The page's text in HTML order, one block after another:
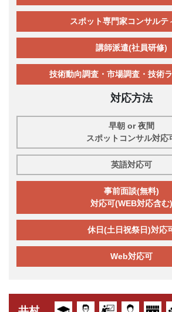
スポット専門家コンサルテ
講師派遣(社員研修)
技術動向調査・市場調査・技術
対応方法
早朝 or 夜間
スポットコンサル対応
英語対応可
事前面談(無料)
対応可(WEB対応含む)
休日(土日祝祭日)対応
Web対応可